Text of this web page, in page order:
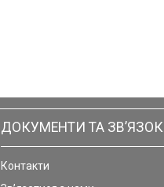
ДОКУМЕНТИ ТА ЗВ’ЯЗОК
Контакти